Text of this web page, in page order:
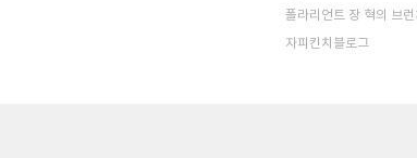
폴라리언트 장 혁의 브런
자피킨치블로그